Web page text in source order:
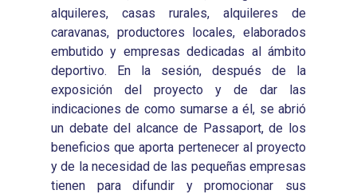
alquileres, casas rurales, alquileres de
caravanas, productores locales, elaborados
embutido y empresas dedicadas al ámbito
deportivo. En la sesión, después de la
exposición del proyecto y de dar las
indicaciones de como sumarse a él, se abrió
un debate del alcance de Passaport, de los
beneficios que aporta pertenecer al proyecto
y de la necesidad de las pequeñas empresas
tienen para difundir y promocionar sus